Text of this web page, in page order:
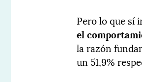
Pero lo que sí
el
la razón
un 51,9%